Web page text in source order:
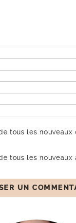
tous les nouveaux
tous les